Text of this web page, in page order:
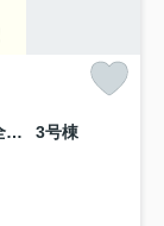
【新築】みどり市大間々町大間々 ３号棟(全３棟) ブルーミングガーデン 新築建売分譲 3号棟